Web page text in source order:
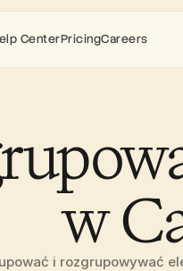
w
i rozgrupowywać
CenterPricingCareers